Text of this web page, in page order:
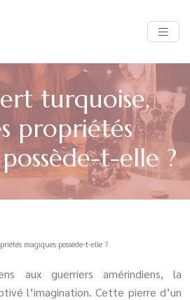
turquoise,
propriétés
t-elle ?
magiques possède-t-elle ?
aux guerriers amérindiens, la
l’imagination. Cette pierre d’un